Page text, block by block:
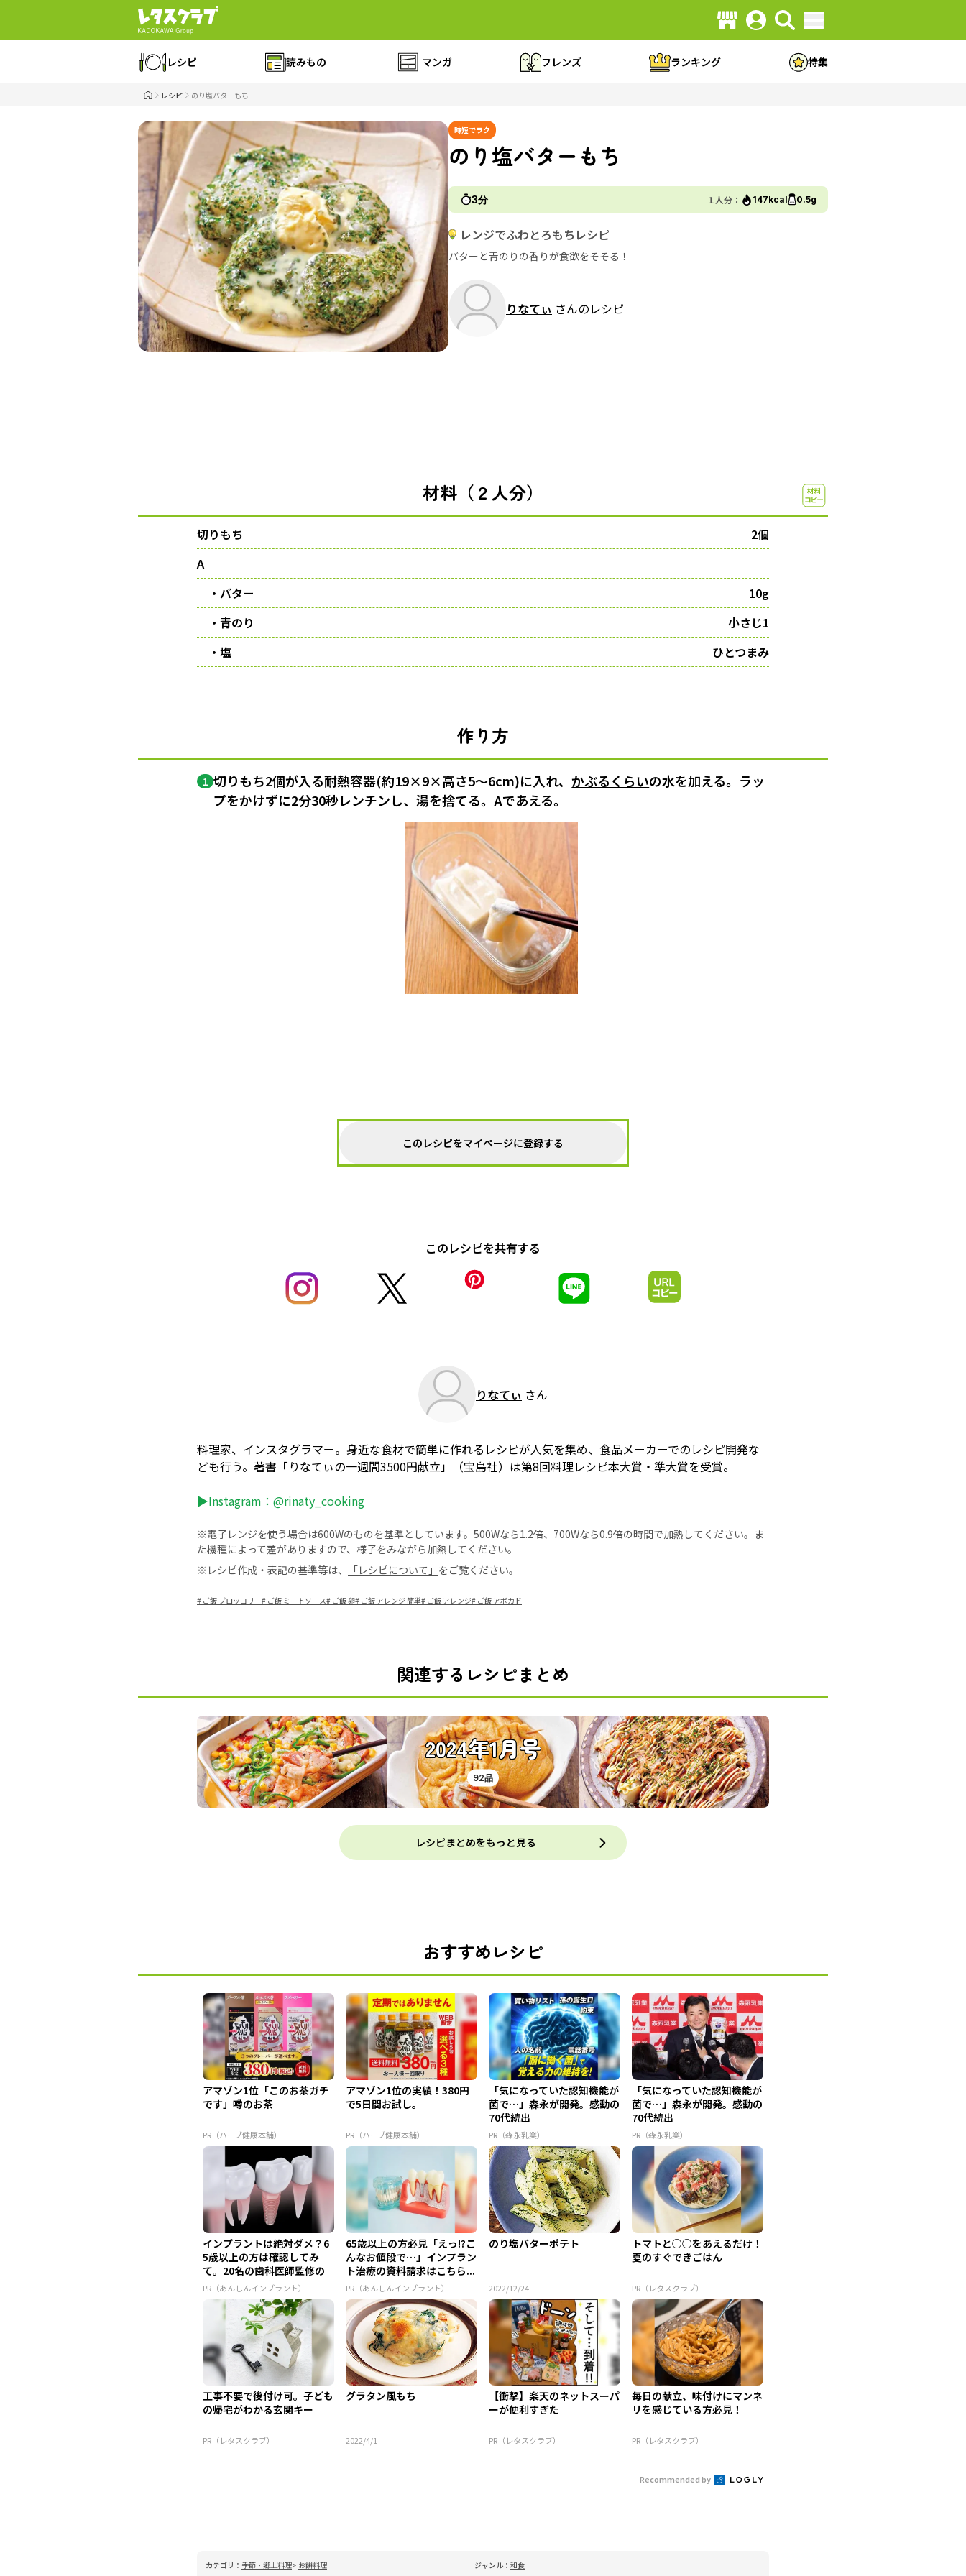
レシピ 読みもの マンガ フレンズ ランキング 特集
レシピ のり塩バターもち
時短でラク
のり塩バターもち
3分 １人分： 147kcal 0.5g
レンジでふわとろもちレシピ
バターと青のりの香りが食欲をそそる！
りなてぃ さんのレシピ
材料（２人分）
切りもち
2個
A
・ バター
10g
・青のり
小さじ1
・塩
ひとつまみ
作り方
1 切りもち2個が入る耐熱容器(約19×9×高さ5～6cm)に入れ、かぶるくらいの水を加える。ラッ
プをかけずに2分30秒レンチンし、湯を捨てる。Aであえる。
このレシピをマイページに登録する
このレシピを共有する
りなてぃ さん
料理家、インスタグラマー。身近な食材で簡単に作れるレシピが人気を集め、食品メーカーでのレシピ開発な
ども行う。著書「りなてぃの一週間3500円献立」（宝島社）は第8回料理レシピ本大賞・準大賞を受賞。
▶Instagram： @rinaty_cooking
※電子レンジを使う場合は600Wのものを基準としています。500Wなら1.2倍、700Wなら0.9倍の時間で加熱してください。ま
た機種によって差がありますので、様子をみながら加熱してください。
※レシピ作成・表記の基準等は、
「レシピについて」 をご覧ください。
# ご飯 ブロッコリー# ご飯 ミートソース# ご飯 卵# ご飯 アレンジ 簡単# ご飯 アレンジ# ご飯 アボカド
関連するレシピまとめ
2024年1月号
92品
レシピまとめをもっと見る
おすすめレシピ
アマゾン1位「このお茶ガチ
です」噂のお茶
PR（ハーブ健康本舗）
アマゾン1位の実績！380円
で5日間お試し。
PR（ハーブ健康本舗）
「気になっていた認知機能が
菌で…」森永が開発。感動の
70代続出
PR（森永乳業）
「気になっていた認知機能が
菌で…」森永が開発。感動の
70代続出
PR（森永乳業）
インプラントは絶対ダメ？6
5歳以上の方は確認してみ
て。20名の歯科医師監修の
ガイ...
PR（あんしんインプラント）
65歳以上の方必見「えっ!?こ
んなお値段で…」インプラン
ト治療の資料請求はこちら...
PR（あんしんインプラント）
のり塩バターポテト
2022/12/24
トマトと○○をあえるだけ！
夏のすぐできごはん
PR（レタスクラブ）
工事不要で後付け可。子ども
の帰宅がわかる玄関キー
PR（レタスクラブ）
グラタン風もち
2022/4/1
【衝撃】楽天のネットスーパ
ーが便利すぎた
PR（レタスクラブ）
毎日の献立、味付けにマンネ
リを感じている方必見！
PR（レタスクラブ）
Recommended by
カテゴリ： 季節・郷土料理 お餅料理 ジャンル： 和食